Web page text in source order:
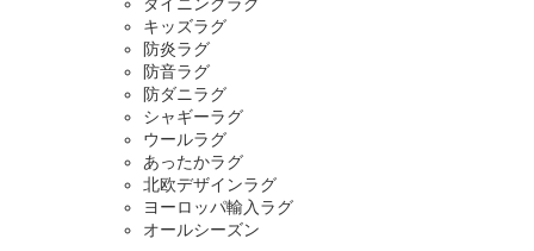
ダイニングラグ
キッズラグ
防炎ラグ
防音ラグ
防ダニラグ
シャギーラグ
ウールラグ
あったかラグ
北欧デザインラグ
ヨーロッパ輸入ラグ
オールシーズン